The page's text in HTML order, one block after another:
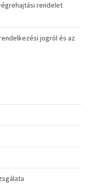
rendelet
jogról és az